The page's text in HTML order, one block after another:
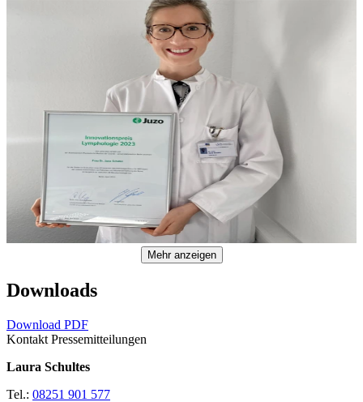
Mehr anzeigen
Downloads
Download PDF
Kontakt Pressemitteilungen
Laura Schultes
Tel.: 08251 901 577